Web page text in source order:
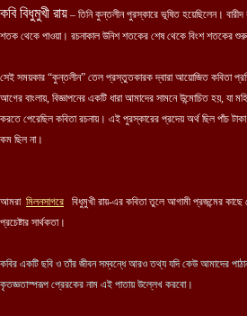
কবি বিধুমুখী রায় – তিনি কুন্তলীন পুরস্কারে ভূষিত হয়েছিলেন।
শতক থেকে পাওয়া। রচনাকাল উনিশ শতকের শেষ থেকে বিংশ শতকের
সেই সময়কার “কুন্তলীন” তেল প্রস্তুতকারক দ্বারা আয়োজিত কবিতা
আগের বাংলায়, বিজ্ঞাপনের একটি ধারা আমাদের সামনে উন্মোচিত হয়, যা
করতে পেরেছিল কবিতা রচনায়। এই পুরস্কারের প্রদেয় অর্থ ছিল পাঁচ
কম ছিল না।
আমরা মিলনসাগরে বিধুমুখী রায়-এর কবিতা তুলে আগামী প্রজন্মের
প্রচেষ্টার সার্থকতা।
কবির একটি ছবি ও তাঁর জীবন সম্বন্ধে আরও তথ্য যদি কেউ আমাদের
কৃতজ্ঞতাস্পরূপ প্রেরকের নাম এই পাতায় উল্লেখ করবো।